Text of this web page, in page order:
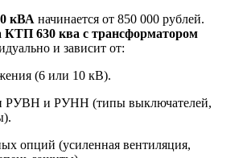
кВА начинается от 850 000 рублей.
КТП 630 ква с трансформатором
и зависит от:
(6 или 10 кВ).
РУВН и РУНН (типы выключателей,
опций (усиленная вентиляция,